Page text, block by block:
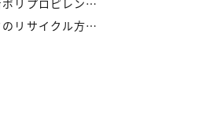
ンシート 高価買取実施中
ル方法と再利用の流れ